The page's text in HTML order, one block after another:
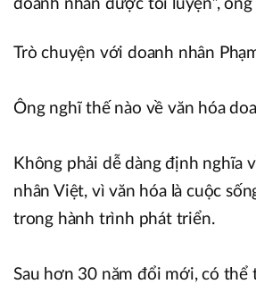
doanh nhân được tôi luyện”,
Trò chuyện với doanh nhân
Ông nghĩ thế nào về văn hóa
Không phải dễ dàng định nghĩa
nhân Việt, vì văn hóa là cuộc
trong hành trình phát triển.
Sau hơn 30 năm đổi mới, có thể